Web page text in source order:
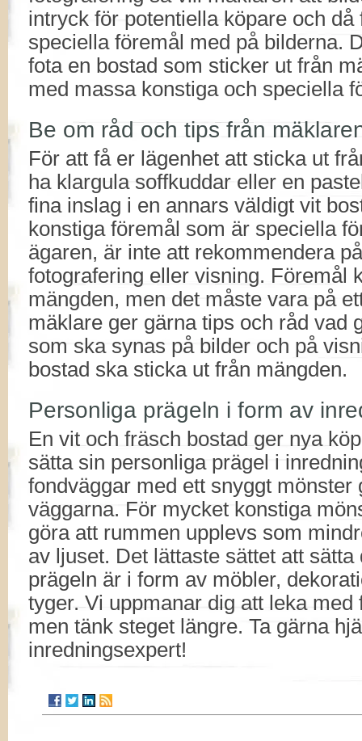
intryck för potentiella köpare och
speciella föremål med på bilderna.
fota en bostad som sticker ut från
med massa konstiga och speciella
Be om råd och tips från
För att få er lägenhet att sticka ut
ha klargula soffkuddar eller en
fina inslag i en annars väldigt vit
konstiga föremål som är speciella
ägaren, är inte att rekommendera
fotografering eller visning. Föremål
mängden, men det måste vara på
mäklare ger gärna tips och råd vad
som ska synas på bilder och på
bostad ska sticka ut från mängden.
Personliga prägeln i form av
En vit och fräsch bostad ger nya
sätta sin personliga prägel i
fondväggar med ett snyggt mönster
väggarna. För mycket konstiga
göra att rummen upplevs som
av ljuset. Det lättaste sättet att sätta
prägeln är i form av möbler,
tyger. Vi uppmanar dig att leka med
men tänk steget längre. Ta gärna
inredningsexpert!